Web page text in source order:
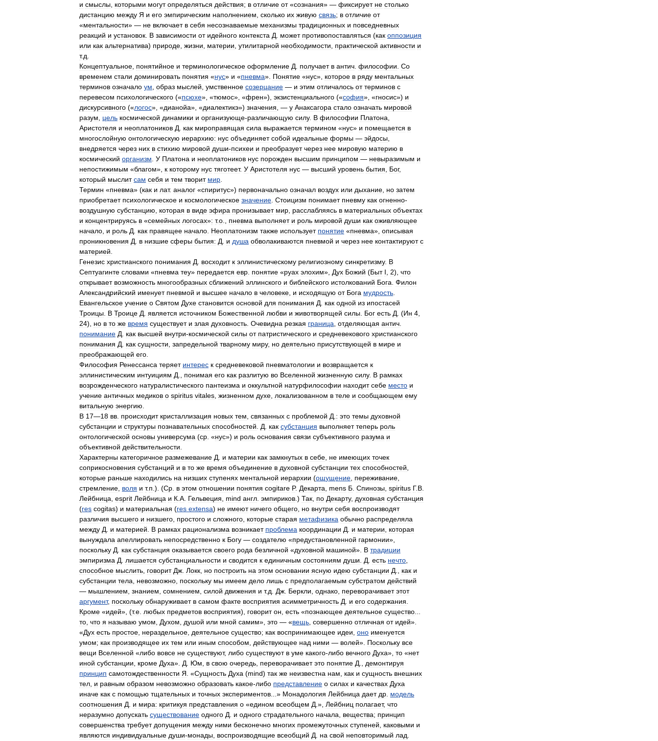
и смыслы которыми могут определяться действия; в отличие от«сознания» — фиксирует не столько
дистанцию между Я и его эмпирическим наполнением сколько их живую связь; в отличие от
«ментальности» — не включает в себя несознаваемые механизмы традиционных и повседневных
реакций и установок В зависимости от идейного контекста Д может противопоставляться (как оппозиция
или как альтернатива) природе жизни материи утилитарной необходимости практической активности и
т.д
Концептуальное понятийное и терминологическое оформление Д получает в антич философии Со
временем стали доминировать понятия «нус» и «пневма». Понятие «нус», которое в ряду ментальных
терминов означало ум образ мыслей умственное созерцание — и этим отличалось от терминов с
перевесом психологического («псюхе», «тюмос», «френ»), экзистенциального («софия», «гносис») и
дискурсивного («логос», «дианойа», «диалектикэ») значения , — у Анаксагора стало означать мировой
разум
цель космической динамики и организующе-различающую силу. В философии Платона
Аристотеля и неоплатоников Д как мироправящая сила выражается термином «нус» и помещается в
многослойную онтологическую иерархию: нус объединяет собой идеальные формы — эйдосы
внедряется через них в стихию мировой души-психеи и преобразует через нее мировую материю в
космический организм У Платона и неоплатоников нус порожден высшим принципом — невыразимым и
непостижимым «благом», к которому нус тяготеет. У Аристотеля нус — высший уровень бытия Бог,
который мыслит сам себя и тем творит мир
Термин «пневма» (как и лат. аналог «спиритус») первоначально означал воздух или дыхание но затем
приобретает психологическое и космологическое значение Стоицизм понимает пневму как огненно-
воздушную субстанцию которая в виде эфира пронизывает мир расслабляясь в материальных объектах
и концентрируясь в «семейных логосах»: т.о пневма выполняет и роль мировой души как оживляющее
начало и роль Д как правящее начало Неоплатонизм также использует понятие «пневма», описывая
проникновения Д в низшие сферы бытия: Д и душа обволакиваются пневмой и через нее контактируют с
материей
Генезис христианского понимания Д восходит к эллинистическому религиозному синкретизму. В
Септуагинте словами «пневма теу» передается евр понятие «руах элохим», Дух Божий (Быт I 2), что
открывает возможность многообразных сближений эллинского и библейского истолкований Бога Филон
Александрийский именует пневмой и высшее начало в человеке и исходящую от Бога мудрость
Евангельское учение о Святом Духе становится основой для понимания Д как одной из ипостасей
Троицы В Троице Д является источником Божественной любви и животворящей силы Бог есть Д . (Ин 4
24), но в то же время существует и злая духовность Очевидна резкая граница отделяющая антич
понимание Д как высшей внутри-космической силы от патристического и средневекового христианского
понимания Д как сущности запредельной тварному миру, но деятельно присутствующей в мире и
преображающей его
Философия Ренессанса теряет интерес к средневековой пневматологии и возвращается к
эллинистическим интуициям Д понимая его как разлитую во Вселенной жизненную силу. В рамках
возрожденческого натуралистического пантеизма и оккультной натурфилософии находит себе место и
учение античных медиков о spiritus vitales жизненном духе локализованном в теле и сообщающем ему
витальную энергию
В 17—18 вв происходит кристаллизация новых тем связанных с проблемой Д : это темы духовной
субстанции и структуры познавательных способностей Д как субстанция выполняет теперь роль
онтологической основы универсума (ср . «нус») и роль основания связи субъективного разума и
объективной действительности
Характерны категоричное размежевание Д и материи как замкнутых в себе не имеющих точек
соприкосновения субстанций и в то же время объединение в духовной субстанции тех способностей
которые раньше находились на низших ступенях ментальной иерархии (ощущение переживание
стремление воля и т.п .). (Ср в этом отношении понятия cogitare P. Декарта mens Б Спинозы spiritus Г.В
Лейбница esprit Лейбница и К А Гельвеция mind англ эмпириков .) Так по Декарту, духовная субстанция
(res cogitas) и материальная (res extensa) не имеют ничего общего но внутри себя воспроизводят
различия высшего и низшего простого и сложного которые старая метафизика обычно распределяла
между Д и материей В рамках рационализма возникает проблема координации Д и материи
которая
вынуждала апеллировать непосредственно к Богу — создателю «предустановленной гармонии»,
поскольку Д как субстанция оказывается своего рода безличной «духовной машиной». В традиции
эмпиризма Д лишается субстанциальности и сводится к единичным состояниям души Д есть нечто
способное мыслить говорит Дж Локк но построить на этом основании ясную идею субстанции Д как и
субстанции тела невозможно поскольку мы имеем дело лишь с предполагаемым субстратом действий
— мышлением знанием сомнением силой движения и т.д Дж Беркли однако переворачивает этот
аргумент, поскольку обнаруживает в самом факте восприятия асимметричность Д и его содержания
Кроме «идей», (т.е любых предметов восприятия), говорит он есть «познающее деятельное существо
то что я называю умом Духом душой или мной самим», это — «вещь совершенно отличная от идей».
«Дух есть простое нераздельное деятельное существо; как воспринимающее идеи оно именуется
умом; как производящее их тем или иным способом действующее над ними — волей». Поскольку все
вещи Вселенной «либо вовсе не существуют, либо существуют в уме какого-либо вечного Духа», то «нет
иной субстанции кроме Духа». Д Юм в свою очередь переворачивает это понятие Д
демонтируя
принцип самотождественности Я . «Сущность Духа (mind) так же неизвестна нам как и сущность внешних
тел и равным образом невозможно образовать какое-либо представление о силах и качествах Духа
иначе как с помощью тщательных и точных экспериментов ...» Монадология Лейбница дает др модель
соотношения Д и мира: критикуя представления о «едином всеобщем Д .», Лейбниц полагает, что
неразумно допускать существование одного Д и одного страдательного начала вещества; принцип
совершенства требует допущения между ними бесконечно многих промежуточных ступеней каковыми и
являются индивидуальные души-монады воспроизводящие всеобщий Д на свой неповторимый лад